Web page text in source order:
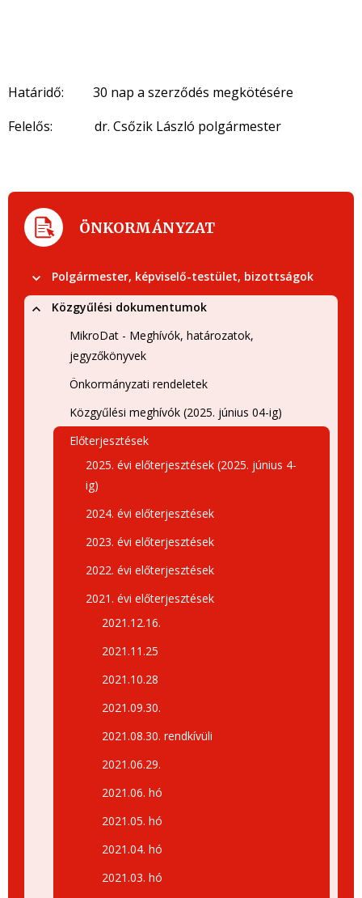
Határidő: 30 nap a szerződés megkötésére
Felelős: dr. Csőzik László polgármester
ÖNKORMÁNYZAT
Polgármester, képviselő-testület, bizottságok
Közgyűlési dokumentumok
MikroDat - Meghívók, határozatok,
jegyzőkönyvek
Önkormányzati rendeletek
Közgyűlési meghívók (2025. június 04-ig)
Előterjesztések
2025. évi előterjesztések (2025. június 4-
ig)
2024. évi előterjesztések
2023. évi előterjesztések
2022. évi előterjesztések
2021. évi előterjesztések
2021.12.16.
2021.11.25
2021.10.28
2021.09.30.
2021.08.30. rendkívüli
2021.06.29.
2021.06. hó
2021.05. hó
2021.04. hó
2021.03. hó